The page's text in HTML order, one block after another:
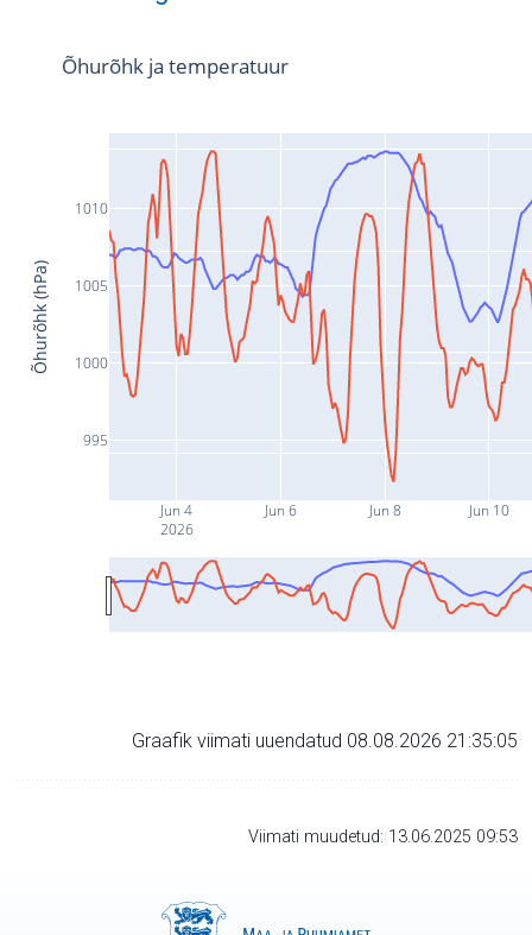
Jun 4
2026
Jun 6 Jun 8 Jun 10
995
1000
1005
1010
Õhurõhk ja temperatuur
Õhurõhk (hPa)
Graafik viimati uuendatud 08.08.2026 21:35:05
Viimati muudetud: 13.06.2025 09:53